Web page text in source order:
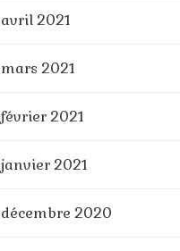
avril 2021
mars 2021
février 2021
janvier 2021
décembre 2020